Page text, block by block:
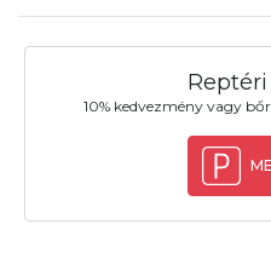
10% kedvezmény vagy